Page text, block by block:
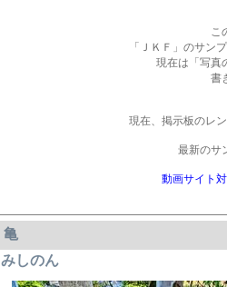
こ
「ＪＫＦ」のサン
現在は「写真
書
現在、掲示板のレ
最新のサ
動画サイト
亀
みしのん